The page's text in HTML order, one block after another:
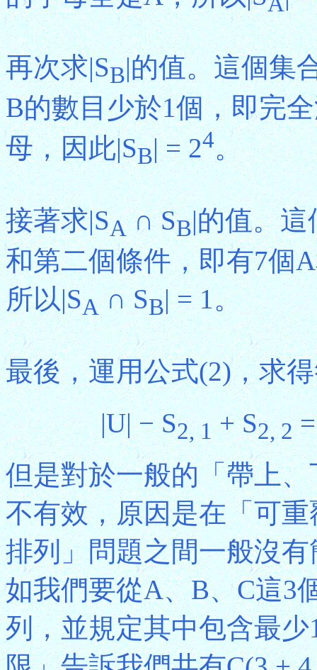
再次求|SB|的值。這個集
B的數目少於1個，即完
母，因此|SB| = 24。
接著求|SA∩ SB|的值。
和第二個條件，即有7個
所以|SA∩ SB| = 1。
最後，運用公式(2)，求
|U| − S2, 1+ S2, 2=
但是對於一般的「帶上
不有效，原因是在「可
排列」問題之間一般沒
如我們要從A、B、C這3
列，並規定其中包含最